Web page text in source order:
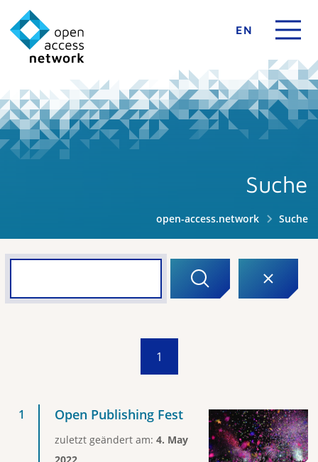
EN
Suche
open-access.network Suche
1
Open Publishing Fest
zuletzt geändert am: 4. May